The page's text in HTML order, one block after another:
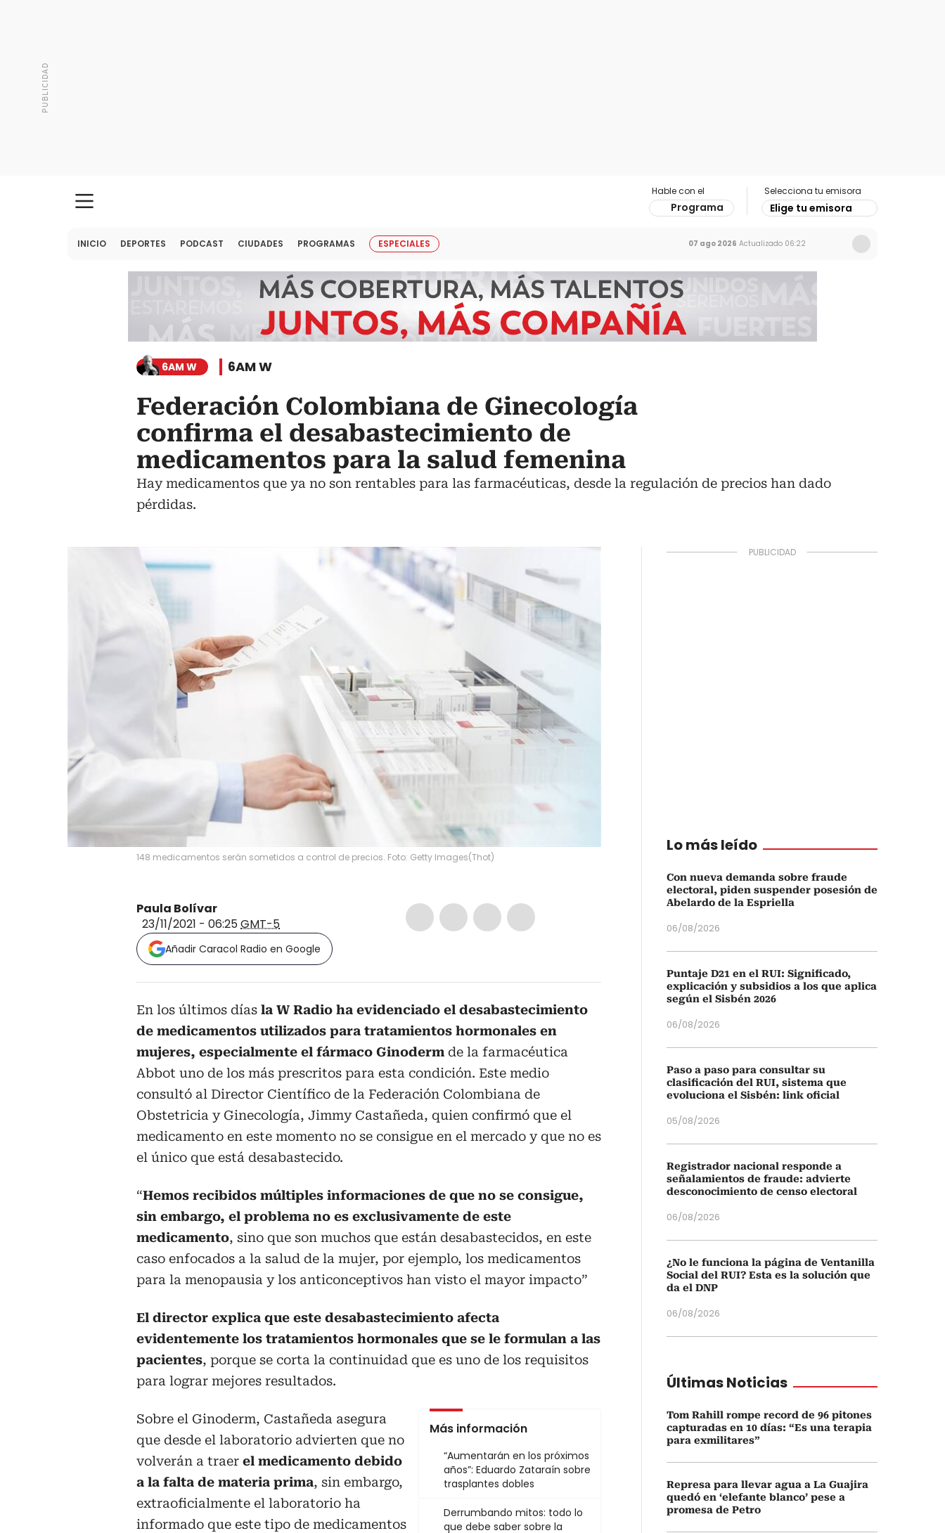
Hable con el
Programa
Selecciona tu emisora
Elige tu emisora
INICIO DEPORTES PODCAST CIUDADES PROGRAMAS ESPECIALES 07 ago 2026 Actualizado 06:22
6AM W 6AM W
Federación Colombiana de Ginecología
confirma el desabastecimiento de
medicamentos para la salud femenina
Hay medicamentos que ya no son rentables para las farmacéuticas, desde la regulación de precios han dado
pérdidas.
148 medicamentos serán sometidos a control de precios. Foto: Getty Images(Thot)
Paula Bolívar
23/11/2021 - 06:25GMT-5
Añadir Caracol Radio en Google
En los últimos días la W Radio ha evidenciado el desabastecimiento
de medicamentos utilizados para tratamientos hormonales en
mujeres, especialmente el fármaco Ginoderm de la farmacéutica
Abbot uno de los más prescritos para esta condición. Este medio
consultó al Director Científico de la Federación Colombiana de
Obstetricia y Ginecología, Jimmy Castañeda, quien confirmó que el
medicamento en este momento no se consigue en el mercado y que no es
el único que está desabastecido.
“Hemos recibidos múltiples informaciones de que no se consigue,
sin embargo, el problema no es exclusivamente de este
medicamento, sino que son muchos que están desabastecidos, en este
caso enfocados a la salud de la mujer, por ejemplo, los medicamentos
para la menopausia y los anticonceptivos han visto el mayor impacto”
El director explica que este desabastecimiento afecta
evidentemente los tratamientos hormonales que se le formulan a las
pacientes, porque se corta la continuidad que es uno de los requisitos
para lograr mejores resultados.
Más información
“Aumentarán en los próximos
años”: Eduardo Zataraín sobre
trasplantes dobles
Derrumbando mitos: todo lo
que debe saber sobre la
Sobre el Ginoderm, Castañeda asegura
que desde el laboratorio advierten que no
volverán a traer el medicamento debido
a la falta de materia prima, sin embargo,
extraoficialmente el laboratorio ha
informado que este tipo de medicamentos
Lo más leído
Con nueva demanda sobre fraude
electoral, piden suspender posesión de
Abelardo de la Espriella
06/08/2026
Puntaje D21 en el RUI: Significado,
explicación y subsidios a los que aplica
según el Sisbén 2026
06/08/2026
Paso a paso para consultar su
clasificación del RUI, sistema que
evoluciona el Sisbén: link oficial
05/08/2026
Registrador nacional responde a
señalamientos de fraude: advierte
desconocimiento de censo electoral
06/08/2026
¿No le funciona la página de Ventanilla
Social del RUI? Esta es la solución que
da el DNP
06/08/2026
Últimas Noticias
Tom Rahill rompe record de 96 pitones
capturadas en 10 días: “Es una terapia
para exmilitares”
Represa para llevar agua a La Guajira
quedó en ‘elefante blanco’ pese a
promesa de Petro